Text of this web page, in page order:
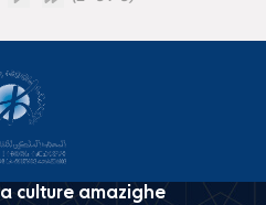
culture amazighe